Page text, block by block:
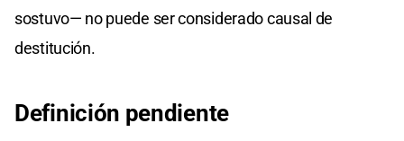
sostuvo— no puede ser considerado causal de
destitución.
Definición pendiente